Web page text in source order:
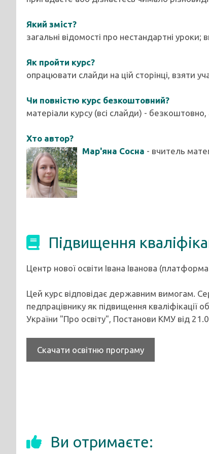
Який зміст?
загальні відомості про нестандартні
Як пройти курс?
опрацювати слайди на цій сторінці, взяти
Чи повністю курс безкоштовний?
матеріали курсу (всі слайди) -
Хто автор?
Мар'яна Сосна - вчитель
Підвищення
Центр нової освіти Івана Іванова
Цей курс відповідає державним вимогам.
педпрацівнику як підвищення кваліфікації
України "Про освіту", Постанови КМУ від
Скачати освітню програму
Ви отримаєте: